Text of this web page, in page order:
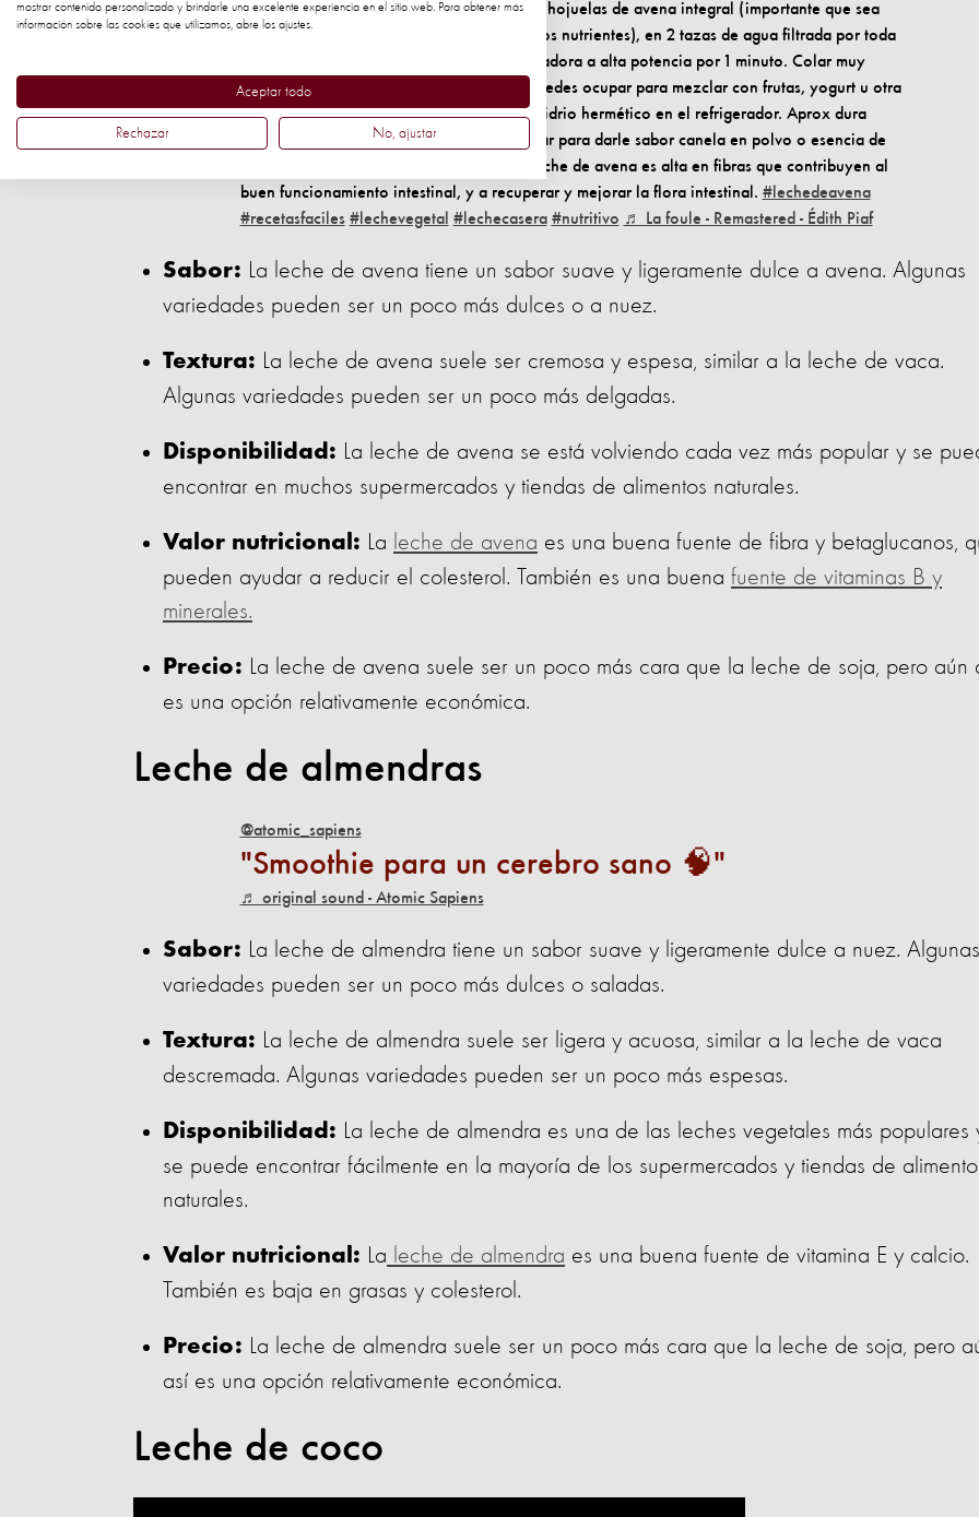
Preparación: Deja remojando 1 1/2 taza de hojuelas de avena integral (importante que sea
grano entero, para que aproveches todos los nutrientes), en 2 tazas de agua filtrada por toda
la noche. Al día siguiente, procesar en licuadora a alta potencia por 1 minuto. Colar muy
bien, la fibra que queda en el colador la puedes ocupar para mezclar con frutas, yogurt u otra
receta. Conserva la leche en un frasco de vidrio hermético en el refrigerador. Aprox dura
hasta una semana. Si deseas puedes agregar para darle sabor canela en polvo o esencia de
vainilla. A disfrutar! ✨ ❤️ Como dato: La leche de avena es alta en fibras que contribuyen al
buen funcionamiento intestinal, y a recuperar y mejorar la flora intestinal. #lechedeavena
#recetasfaciles #lechevegetal #lechecasera #nutritivo ♬ La foule - Remastered - Édith Piaf
Sabor: La leche de avena tiene un sabor suave y ligeramente dulce a avena. Algunas
variedades pueden ser un poco más dulces o a nuez.
Textura: La leche de avena suele ser cremosa y espesa, similar a la leche de vaca.
Algunas variedades pueden ser un poco más delgadas.
Disponibilidad: La leche de avena se está volviendo cada vez más popular y se
encontrar en muchos supermercados y tiendas de alimentos naturales.
Valor nutricional: La leche de avena es una buena fuente de fibra y betaglucanos,
pueden ayudar a reducir el colesterol. También es una buena fuente de vitaminas B y
minerales.
Precio: La leche de avena suele ser un poco más cara que la leche de soja, pero aún
es una opción relativamente económica.
Leche de almendras
@atomic_sapiens
Smoothie para un cerebro sano 🧠
♬ original sound - Atomic Sapiens
Sabor: La leche de almendra tiene un sabor suave y ligeramente dulce a nuez. Algunas
variedades pueden ser un poco más dulces o saladas.
Textura: La leche de almendra suele ser ligera y acuosa, similar a la leche de vaca
descremada. Algunas variedades pueden ser un poco más espesas.
Disponibilidad: La leche de almendra es una de las leches vegetales más populares
se puede encontrar fácilmente en la mayoría de los supermercados y tiendas de
naturales.
Valor nutricional: La leche de almendra es una buena fuente de vitamina E y calcio.
También es baja en grasas y colesterol.
Precio: La leche de almendra suele ser un poco más cara que la leche de soja, pero
así es una opción relativamente económica.
Leche de coco
mostrar contenido personalizado y brindarle una excelente experiencia en el sitio web. Para obtener más
información sobre las cookies que utilizamos, abre los ajustes.
Aceptar todo
Rechazar No, ajustar